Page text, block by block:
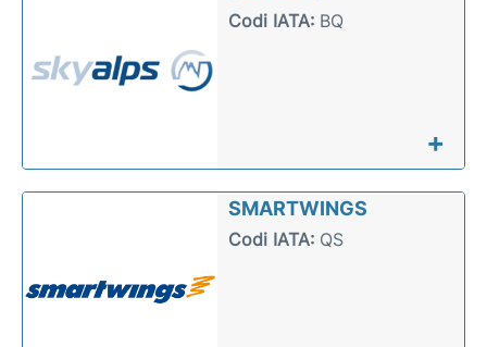
Codi IATA:BQ
+
SMARTWINGS
Codi IATA:QS